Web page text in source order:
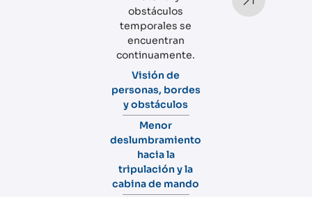
obstáculos
temporales se
encuentran
continuamente.
Visión de
personas, bordes
y obstáculos
Menor
deslumbramiento
hacia la
tripulación y la
cabina de mando